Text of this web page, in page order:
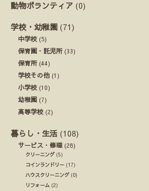
動物ボランティア (0)
学校・幼稚園 (71)
中学校 (5)
保育園・託児所(33)
保育所(44)
学校その他 (1)
小学校 (10)
幼稚園 (7)
高等学校 (2)
暮らし・生活 (108)
サービス・修理 (28)
クリーニング(5)
コインランドリー (17)
ハウスクリーニング(0)
リフォーム (2)